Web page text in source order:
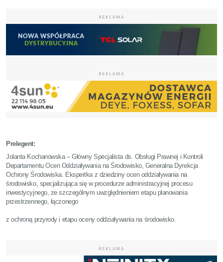
REKLAMA
REKLAMA
Prelegent:
Jolanta Kochanowska – Główny Specjalista ds. Obsługi Prawnej i Kontroli
Departamentu Ocen Oddziaływania na Środowisko, Generalna Dyrekcja
Ochrony Środowiska. Ekspertka z dziedziny ocen oddziaływania na
środowisko, specjalizująca się w procedurze administracyjnej procesu
inwestycyjnego, ze szczególnym uwzględnieniem etapu planowania
przestrzennego, łączonego
z ochroną przyrody i etapu oceny oddziaływania na środowisko.
REKLAMA